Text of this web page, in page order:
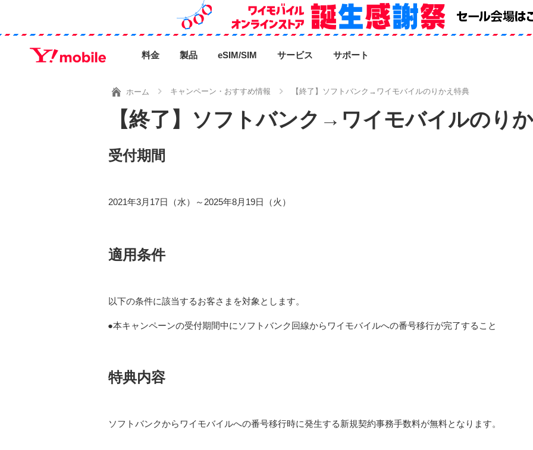
料金 製品 eSIM/SIM サービス サポート
ホーム キャンペーン・おすすめ情報 【終了】ソフトバンク→ワイモバイルのりかえ特典
【終了】ソフトバンク→ワイモバイルのり
受付期間
2021年3月17日（水）～2025年8月19日（火）
適用条件
以下の条件に該当するお客さまを対象とします。
本キャンペーンの受付期間中にソフトバンク回線からワイモバイルへの番号移行が完了すること
特典内容
ソフトバンクからワイモバイルへの番号移行時に発生する新規契約事務手数料が無料となります。